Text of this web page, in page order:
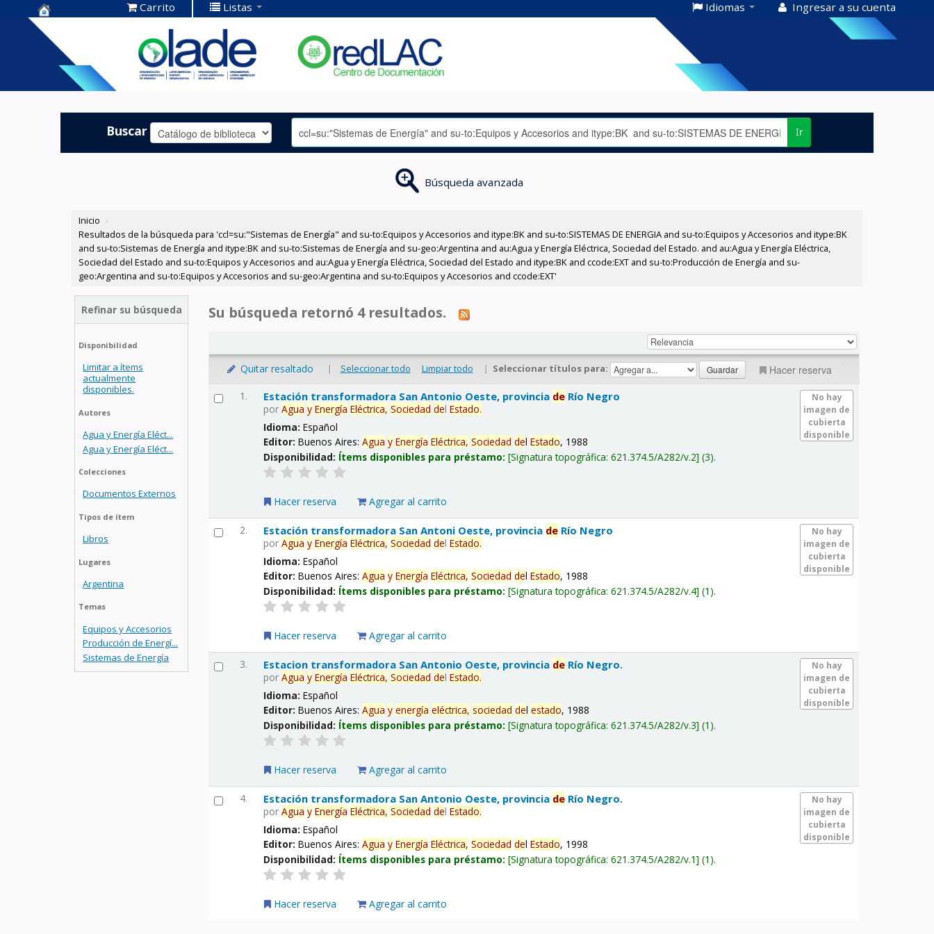
Centro de
Documentación
OLADE -
Carrito Listas Idiomas Ingresar a su cuenta
Buscar Ir
Búsqueda avanzada
Inicio ›
Resultados de la búsqueda para 'ccl=su:"Sistemas de Energía" and su-to:Equipos y Accesorios and itype:BK and su-to:SISTEMAS DE ENERGIA and su-to:Equipos y Accesorios and itype:BK
and su-to:Sistemas de Energía and itype:BK and su-to:Sistemas de Energía and su-geo:Argentina and au:Agua y Energía Eléctrica, Sociedad del Estado. and au:Agua y Energía Eléctrica,
Sociedad del Estado and su-to:Equipos y Accesorios and au:Agua y Energía Eléctrica, Sociedad del Estado and itype:BK and ccode:EXT and su-to:Producción de Energía and su-
geo:Argentina and su-to:Equipos y Accesorios and su-geo:Argentina and su-to:Equipos y Accesorios and ccode:EXT'
Refinar su búsqueda
Disponibilidad
Limitar a ítems
actualmente
disponibles.
Autores
Agua y Energía Eléct...
Agua y Energía Eléct...
Colecciones
Documentos Externos
Tipos de ítem
Libros
Lugares
Argentina
Temas
Equipos y Accesorios
Producción de Energí...
Sistemas de Energía
Su búsqueda retornó 4 resultados.
Quitar resaltado | Seleccionar todo Limpiar todo | Seleccionar títulos para: Hacer reserva
1.
No hay
imagen de
cubierta
disponible
Estación transformadora San Antonio Oeste, provincia de Río Negro
porAgua y Energía Eléctrica, Sociedad delEstado.
Idioma:Español
Editor:Buenos Aires:Agua y Energía Eléctrica, Sociedad delEstado, 1988
Disponibilidad: Ítems disponibles para préstamo: Signatura topográfica:621.374.5/A282/v.2 (3).
Hacer reserva Agregar al carrito
2.
No hay
imagen de
cubierta
disponible
Estación transformadora San Antoni Oeste, provincia de Río Negro
porAgua y Energía Eléctrica, Sociedad delEstado.
Idioma:Español
Editor:Buenos Aires:Agua y Energía Eléctrica, Sociedad delEstado, 1988
Disponibilidad: Ítems disponibles para préstamo: Signatura topográfica:621.374.5/A282/v.4 (1).
Hacer reserva Agregar al carrito
3.
No hay
imagen de
cubierta
disponible
Estacion transformadora San Antonio Oeste, provincia de Río Negro.
porAgua y Energía Eléctrica, Sociedad delEstado.
Idioma:Español
Editor:Buenos Aires:Agua y energía eléctrica, sociedad delestado, 1988
Disponibilidad: Ítems disponibles para préstamo: Signatura topográfica:621.374.5/A282/v.3 (1).
Hacer reserva Agregar al carrito
4.
No hay
imagen de
cubierta
disponible
Estación transformadora San Antonio Oeste, provincia de Río Negro.
porAgua y Energía Eléctrica, Sociedad delEstado.
Idioma:Español
Editor:Buenos Aires:Agua y Energía Eléctrica, Sociedad delEstado, 1998
Disponibilidad: Ítems disponibles para préstamo: Signatura topográfica:621.374.5/A282/v.1 (1).
Hacer reserva Agregar al carrito